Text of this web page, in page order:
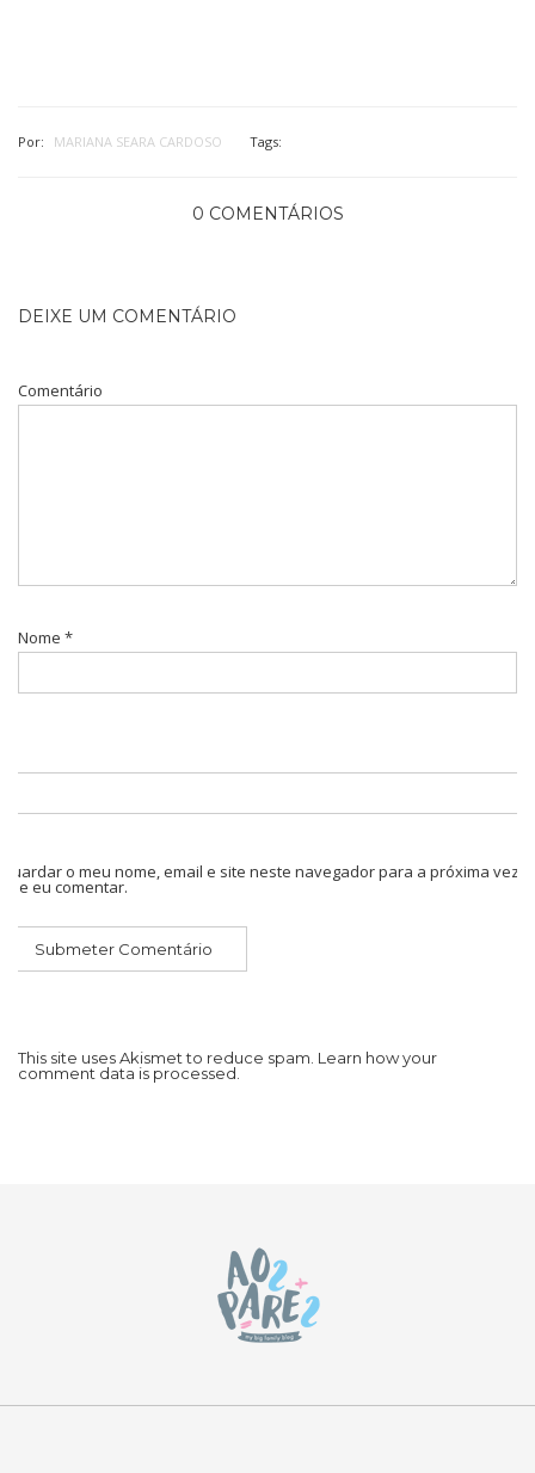
Por: MARIANA SEARA CARDOSO Tags:
0 COMENTÁRIOS
DEIXE UM COMENTÁRIO
Comentário
Nome *
Guardar o meu nome, email e site neste navegador para a próxima vez
que eu comentar.
This site uses Akismet to reduce spam. Learn how your
comment data is processed.